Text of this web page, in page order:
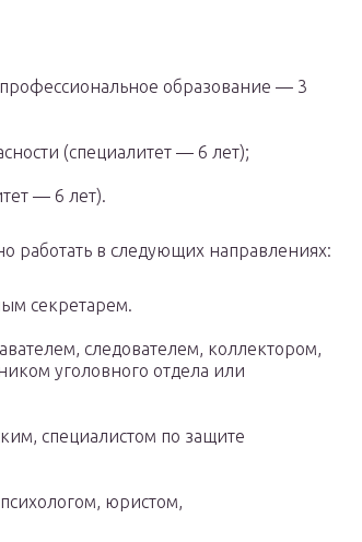
образование — 3
(специалитет — 6 лет);
— 6 лет).
работать в следующих направлениях:
секретарем.
следователем, коллектором,
уголовного отдела или
специалистом по защите
юристом,